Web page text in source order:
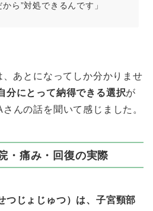
ら”対処できるんです」
、あとになってしか分かりませ
分にとって納得できる選択が
んの話を聞いて感じました。
・痛み・回復の実際
つじょじゅつ）は、子宮頸部